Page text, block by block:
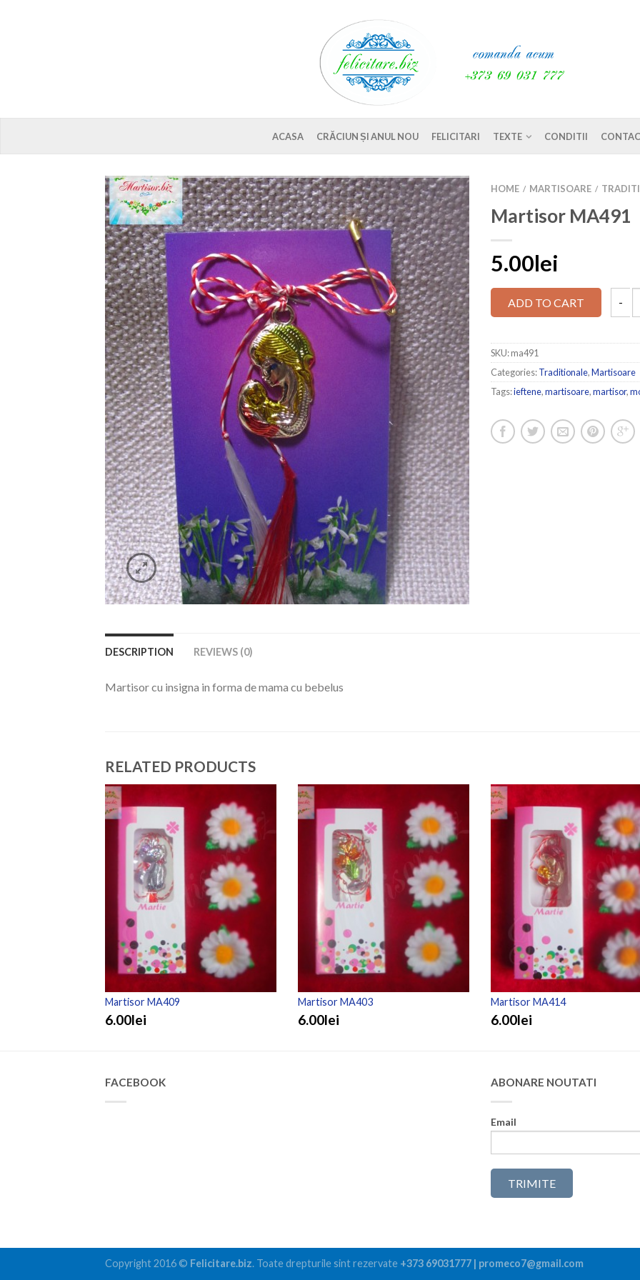
ACASA CRĂCIUN ȘI ANUL NOU FELICITARI TEXTE CONDITII
HOME / MARTISOARE /
Martisor MA491
5.00lei
ADD TO CART
SKU:ma491
Categories:Traditionale,Martisoare
Tags:ieftene,martisoare,martisor,
DESCRIPTION REVIEWS (0)
Martisor cu insigna in forma de mama cu bebelus
RELATED PRODUCTS
Martisor MA409
6.00lei
Martisor MA403
6.00lei
Martisor MA414
6.00lei
FACEBOOK ABONARE NOUTATI
Email
Copyright 2016 © Felicitare.biz. Toate drepturile sint rezervate +373 69031777 | promeco7@gmail.com